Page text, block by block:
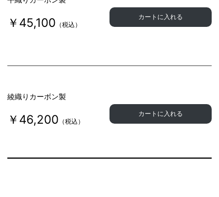
￥45,100 （税込）
カートに入れる
綾織りカーボン製
￥46,200 （税込）
カートに入れる